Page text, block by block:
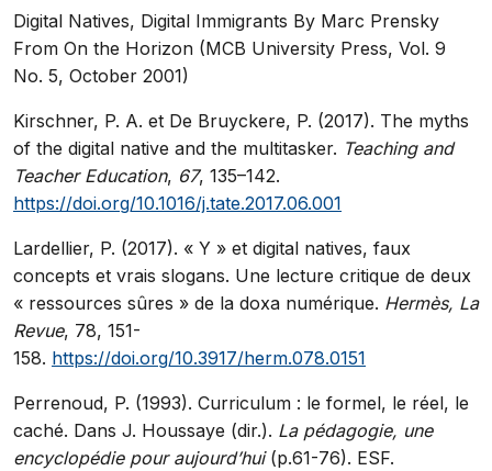
Digital Natives, Digital Immigrants By Marc Prensky
From On the Horizon (MCB University Press, Vol. 9
No. 5, October 2001)
Kirschner, P. A. et De Bruyckere, P. (2017). The myths
of the digital native and the multitasker. Teaching and
Teacher Education, 67, 135–142.
https://doi.org/10.1016/j.tate.2017.06.001
Lardellier, P. (2017). « Y » et digital natives, faux
concepts et vrais slogans. Une lecture critique de deux
« ressources sûres » de la doxa numérique. Hermès, La
Revue, 78, 151-
158. https://doi.org/10.3917/herm.078.0151
Perrenoud, P. (1993). Curriculum : le formel, le réel, le
caché. Dans J. Houssaye (dir.). La pédagogie, une
encyclopédie pour aujourd’hui (p.61-76). ESF.